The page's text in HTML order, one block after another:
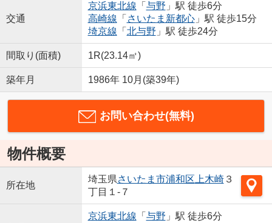
交通
京浜東北線 「 与野 」駅 徒歩6分
高崎線 「 さいたま新都心」駅 徒歩15分
埼京線 「 北与野 」駅 徒歩24分
間取り(面積) 1R(23.14㎡)
築年月 1986年 10月(築39年)
お問い合わせ(無料)
物件概要
所在地
埼玉県さいたま市浦和区上木崎３
丁目１-７
京浜東北線 「 与野 」駅 徒歩6分